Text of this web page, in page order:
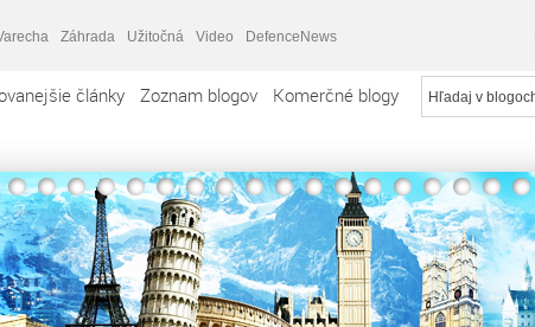
Záhrada Užitočná Video DefenceNews
články Zoznam blogov Komerčné blogy